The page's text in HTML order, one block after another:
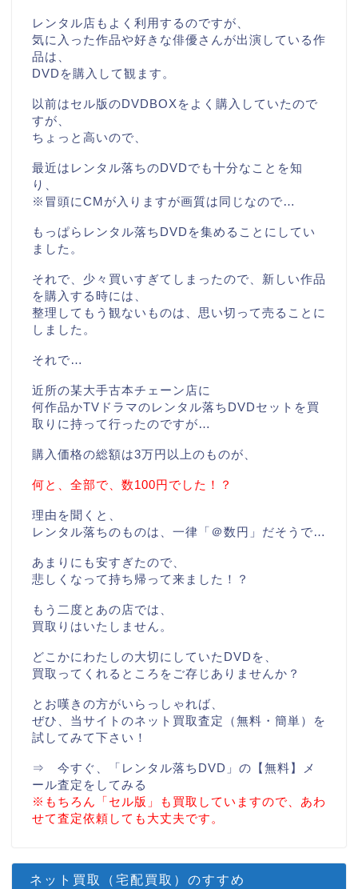
レンタル店もよく利用するのですが、
気に入った作品や好きな俳優さんが出演している作
品は、
DVDを購入して観ます。
以前はセル版のDVDBOXをよく購入していたので
すが、
ちょっと高いので、
最近はレンタル落ちのDVDでも十分なことを知
り、
※冒頭にCMが入りますが画質は同じなので…
もっぱらレンタル落ちDVDを集めることにしてい
ました。
それで、少々買いすぎてしまったので、新しい作品
を購入する時には、
整理してもう観ないものは、思い切って売ることに
しました。
それで…
近所の某大手古本チェーン店に
何作品かTVドラマのレンタル落ちDVDセットを買
取りに持って行ったのですが…
購入価格の総額は3万円以上のものが、
何と、全部で、数100円でした！？
理由を聞くと、
レンタル落ちのものは、一律「＠数円」だそうで…
あまりにも安すぎたので、
悲しくなって持ち帰って来ました！？
もう二度とあの店では、
買取りはいたしません。
どこかにわたしの大切にしていたDVDを、
買取ってくれるところをご存じありませんか？
とお嘆きの方がいらっしゃれば、
ぜひ、当サイトのネット買取査定（無料・簡単）を
試してみて下さい！
⇒ 今すぐ、「レンタル落ちDVD」の【無料】メ
ール査定をしてみる
※もちろん「セル版」も買取していますので、あわ
せて査定依頼しても大丈夫です。
ネット買取（宅配買取）のすすめ